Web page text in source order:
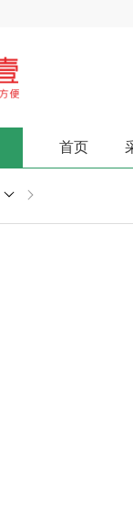
首页